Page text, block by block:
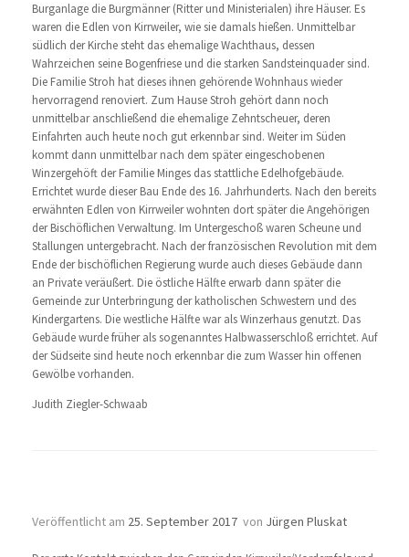
Burganlage die Burgmänner (Ritter und Ministerialen) ihre Häuser. Es
waren die Edlen von Kirrweiler, wie sie damals hießen. Unmittelbar
südlich der Kirche steht das ehemalige Wachthaus, dessen
Wahrzeichen seine Bogenfriese und die starken Sandsteinquader sind.
Die Familie Stroh hat dieses ihnen gehörende Wohnhaus wieder
hervorragend renoviert. Zum Hause Stroh gehört dann noch
unmittelbar anschließend die ehemalige Zehntscheuer, deren
Einfahrten auch heute noch gut erkennbar sind. Weiter im Süden
kommt dann unmittelbar nach dem später eingeschobenen
Winzergehöft der Familie Minges das stattliche Edelhofgebäude.
Errichtet wurde dieser Bau Ende des 16. Jahrhunderts. Nach den bereits
erwähnten Edlen von Kirrweiler wohnten dort später die Angehörigen
der Bischöflichen Verwaltung. Im Untergeschoß waren Scheune und
Stallungen untergebracht. Nach der französischen Revolution mit dem
Ende der bischöflichen Regierung wurde auch dieses Gebäude dann
an Private veräußert. Die östliche Hälfte erwarb dann später die
Gemeinde zur Unterbringung der katholischen Schwestern und des
Kindergartens. Die westliche Hälfte war als Winzerhaus genutzt. Das
Gebäude wurde früher als sogenanntes Halbwasserschloß errichtet. Auf
der Südseite sind heute noch erkennbar die zum Wasser hin offenen
Gewölbe vorhanden.
Judith Ziegler-Schwaab
Veröffentlicht am 25. September 2017 von Jürgen Pluskat